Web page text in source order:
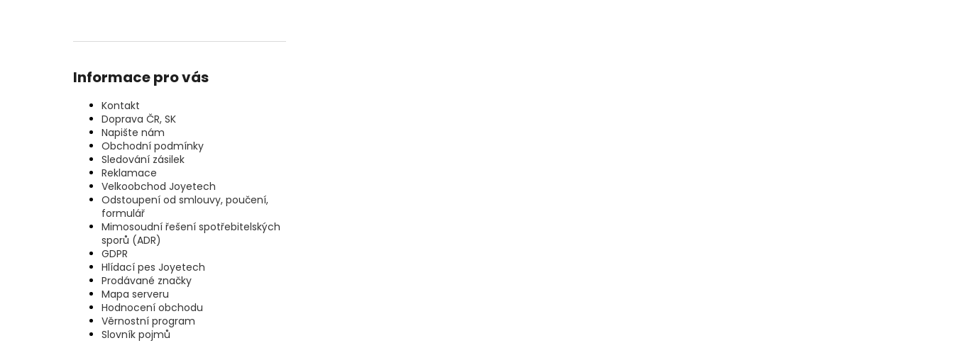
Informace pro vás
Kontakt
Doprava ČR, SK
Napište nám
Obchodní podmínky
Sledování zásilek
Reklamace
Velkoobchod Joyetech
Odstoupení od smlouvy, poučení,
formulář
Mimosoudní řešení spotřebitelských
sporů (ADR)
GDPR
Hlídací pes Joyetech
Prodávané značky
Mapa serveru
Hodnocení obchodu
Věrnostní program
Slovník pojmů